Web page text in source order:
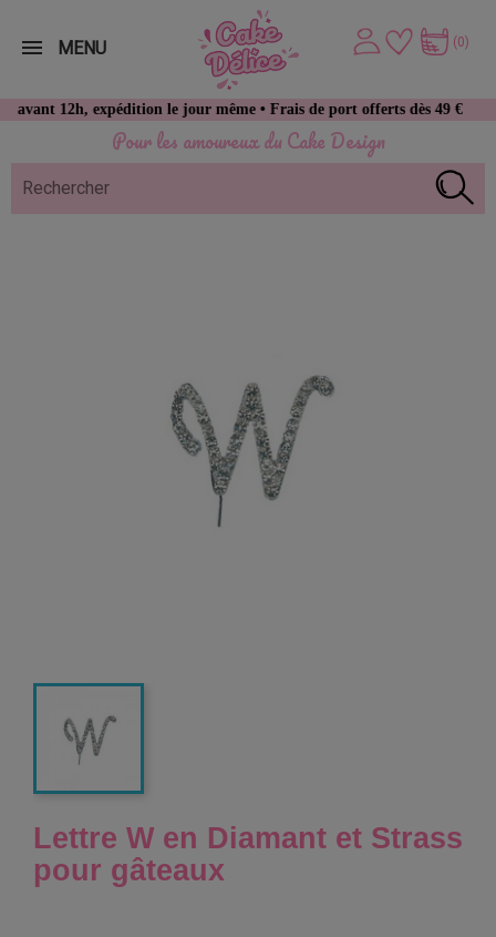
Pour les amoureux du Cake Design
12h, expédition le jour même • Frais de port offerts dès 49 € d’achat
(0)
MENU
Lettre W en Diamant et Strass
pour gâteaux